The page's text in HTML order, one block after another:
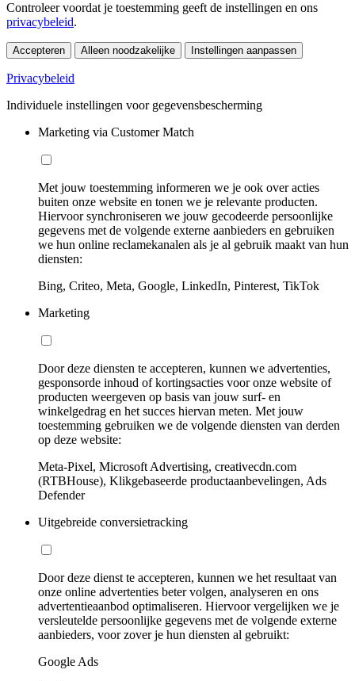
Controleer voordat je toestemming geeft de instellingen en ons
privacybeleid.
Accepteren Alleen noodzakelijke Instellingen aanpassen
Privacybeleid
Individuele instellingen voor gegevensbescherming
Marketing via Customer Match
Met jouw toestemming informeren we je ook over acties
buiten onze website en tonen we je relevante producten.
Hiervoor synchroniseren we jouw gecodeerde persoonlijke
gegevens met de volgende externe aanbieders en gebruiken
we hun online reclamekanalen als je al gebruik maakt van hun
diensten:
Bing, Criteo, Meta, Google, LinkedIn, Pinterest, TikTok
Marketing
Door deze diensten te accepteren, kunnen we advertenties,
gesponsorde inhoud of kortingsacties voor onze website of
producten weergeven op basis van jouw surf- en
winkelgedrag en het succes hiervan meten. Met jouw
toestemming gebruiken we de volgende diensten van derden
op deze website:
Meta-Pixel, Microsoft Advertising, creativecdn.com
(RTBHouse), Klikgebaseerde productaanbevelingen, Ads
Defender
Uitgebreide conversietracking
Door deze dienst te accepteren, kunnen we het resultaat van
onze online advertenties beter volgen, analyseren en ons
advertentieaanbod optimaliseren. Hiervoor vergelijken we je
versleutelde persoonlijke gegevens met de volgende externe
aanbieders, voor zover je hun diensten al gebruikt:
Google Ads